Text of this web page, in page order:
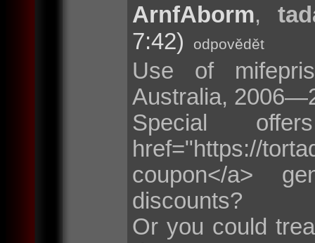
ArnfAborm,
7:42)
odpovědět
Use of
Australia,
Special
href="https://
coupon</a>
discounts?
Or you could